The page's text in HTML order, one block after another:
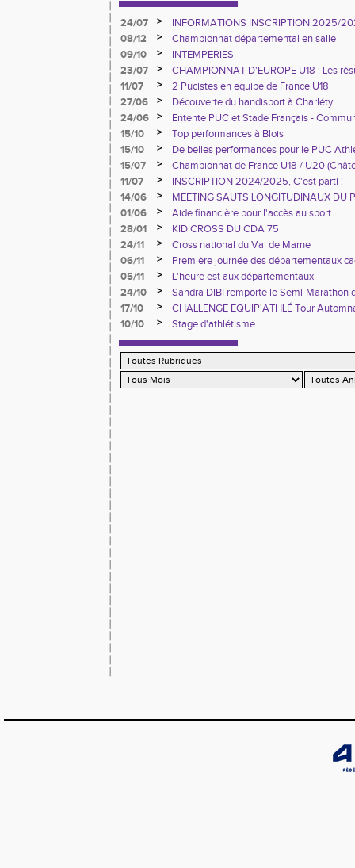
24/07 >
INFORMATIONS INSCRIPTION 2025/
08/12
>
Championnat départemental en salle
09/10
>
INTEMPERIES
23/07
>
CHAMPIONNAT D'EUROPE U18 : Les
11/07
>
2 Pucistes en equipe de France U18
27/06
>
Découverte du handisport à Charléty
24/06
>
Entente PUC et Stade Français -
15/10
>
Top performances à Blois
15/10
>
De belles performances pour le PUC
France à Blois
15/07 >
Championnat de France U18 / U20
11/07
>
INSCRIPTION 2024/2025, C'est parti !
14/06
>
MEETING SAUTS LONGITUDINAUX DU
01/06
>
Aide financière pour l'accès au sport
28/01
>
KID CROSS DU CDA 75
24/11
>
Cross national du Val de Marne
06/11
>
Première journée des départementaux
05/11
>
L'heure est aux départementaux
24/10
>
Sandra DIBI remporte le Semi-Marathon
17/10
>
CHALLENGE EQUIP'ATHLÉ Tour
10/10
> Stage d'athlétisme